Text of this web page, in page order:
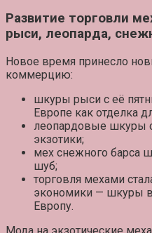
Развитие торговли
рыси, леопарда,
Новое время принесло
коммерцию:
шкуры рыси с её
Европе как отделка
леопардовые шкуры
экзотики;
мех снежного барса
шуб;
торговля мехами
экономики — шкуры
Европу.